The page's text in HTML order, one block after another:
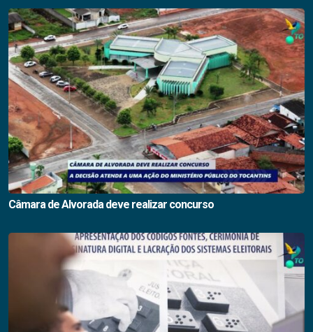
Câmara de Alvorada deve realizar concurso